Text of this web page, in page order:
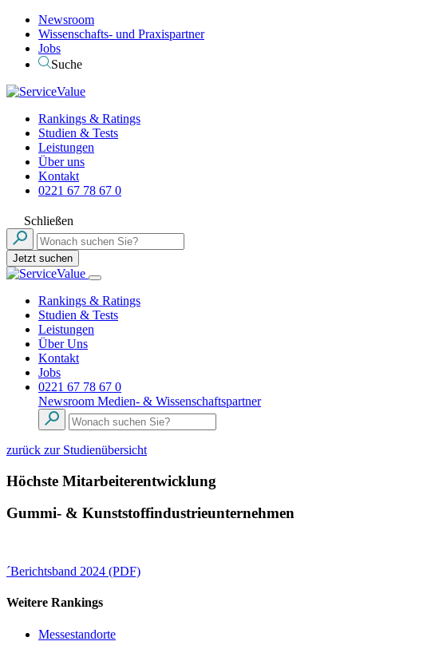
Newsroom
Wissenschafts- und Praxispartner
Jobs
Suche
Rankings & Ratings
Studien & Tests
Leistungen
Über uns
Kontakt
0221 67 78 67 0
Schließen
Jetzt suchen
Rankings & Ratings
Studien & Tests
Leistungen
Über Uns
Kontakt
Jobs
0221 67 78 67 0
Newsroom Medien- & Wissenschaftspartner
zurück zur Studienübersicht
Höchste Mitarbeiterentwicklung
Gummi- & Kunststoffindustrieunternehmen
´Berichtsband 2024 (PDF)
Weitere Rankings
Messestandorte